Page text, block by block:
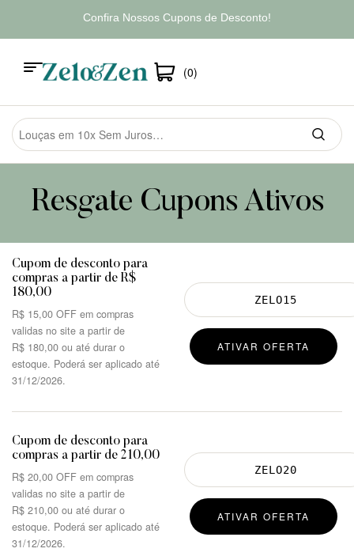
Confira Nossos Cupons de Desconto!
(0)
Resgate Cupons Ativos
Cupom de desconto para
compras a partir de R$
180,00
R$ 15,00 OFF em compras
validas no site a partir de
R$ 180,00 ou até durar o
estoque. Poderá ser aplicado até
31/12/2026.
ATIVAR OFERTA
Cupom de desconto para
compras a partir de 210,00
R$ 20,00 OFF em compras
validas no site a partir de
R$ 210,00 ou até durar o
estoque. Poderá ser aplicado até
31/12/2026.
ATIVAR OFERTA